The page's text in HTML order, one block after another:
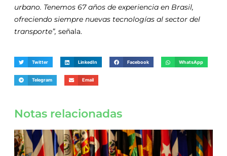
urbano. Tenemos 67 años de experiencia en Brasil,
ofreciendo siempre nuevas tecnologías al sector del
transporte”, señala.
Twitter LinkedIn Facebook WhatsApp
Telegram Email
Notas relacionadas